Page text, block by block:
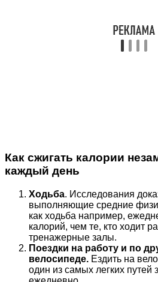
Как сжигать калории
каждый день
Ходьба. Исследования
выполняющие средние
как ходьба например,
калорий, чем те, кто ходит
тренажерные залы.
Поездки на работу и по
велосипеде. Ездить на
один из самых легких путей